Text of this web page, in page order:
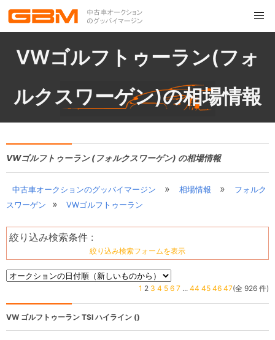
VWゴルフトゥーラン(フォ
ルクスワーゲン)の相場情報
VWゴルフトゥーラン (フォルクスワーゲン) の相場情報
中古車オークションのグッバイマージン » 相場情報 »
フォルク
スワーゲン
» VWゴルフトゥーラン
絞り込み検索条件 :
絞り込み検索フォームを表示
1 2 3 4 5 6 7 ... 44 45 46 47(全 926 件)
VW ゴルフトゥーラン TSI ハイライン ()